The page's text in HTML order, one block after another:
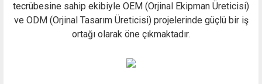
tecrübesine sahip ekibiyle OEM (Orjinal Ekipman Üreticisi)
ve ODM (Orjinal Tasarım Üreticisi) projelerinde güçlü bir iş
ortağı olarak öne çıkmaktadır.